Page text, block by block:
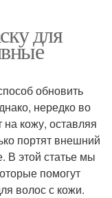
для
обновить
нередко во
кожу, оставляя
портят внешний
В этой статье мы
помогут
волос с кожи.